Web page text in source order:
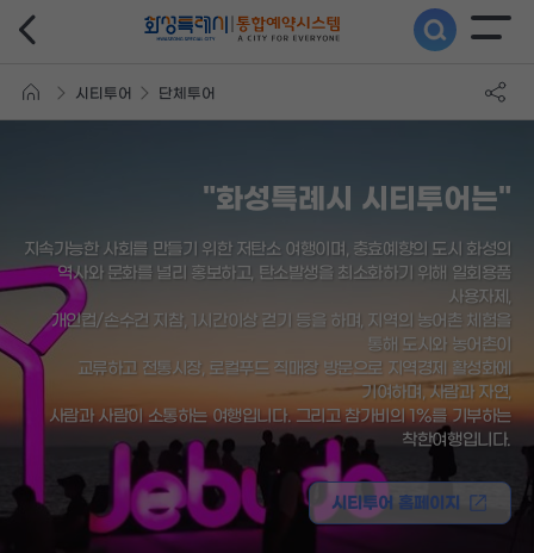
시티투어 단체투어
"화성특례시 시티투어는"
지속가능한 사회를 만들기 위한 저탄소 여행이며, 충효예향의 도시 화성의
역사와 문화를 널리 홍보하고, 탄소발생을 최소화하기 위해 일회용품
사용자제,
개인컵/손수건 지참, 1시간이상 걷기 등을 하며, 지역의 농어촌 체험을
통해 도시와 농어촌이
교류하고 전통시장, 로컬푸드 직매장 방문으로 지역경제 활성화에
기여하며, 사람과 자연,
사람과 사람이 소통하는 여행입니다. 그리고 참가비의 1%를 기부하는
착한여행입니다.
시티투어 홈페이지